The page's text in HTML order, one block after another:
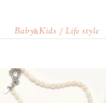
Baby&Kids / Life style